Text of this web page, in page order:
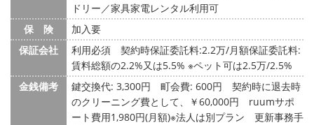
ドリー／家具家電レンタル利用可
保 険
加入要
保証会社
利用必須 契約時保証委託料:2.2万/月額保証委託料:
賃料総額の2.2%又は5.5% ※ペット可は2.5万/2.5%
金銭備考
鍵交換代: 3,300円 町会費: 600円
契約時に退去時
のクリーニング費として、￥60,000円 ruumサポ
ート費用1,980円(月額)※法人は別プラン 更新事務手